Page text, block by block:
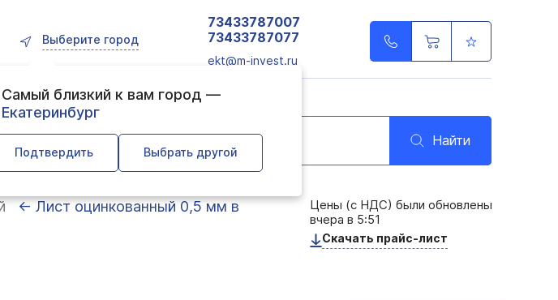
Выберите город
Самый близкий к вам город —
Екатеринбург
Подтвердить Выбрать другой
73433787007
73433787077
ekt@m-invest.ru
Найти
← Лист оцинкованный 0,5 мм в
Цены (с НДС) были обновлены
вчера в 5:51
Скачать прайс-лист